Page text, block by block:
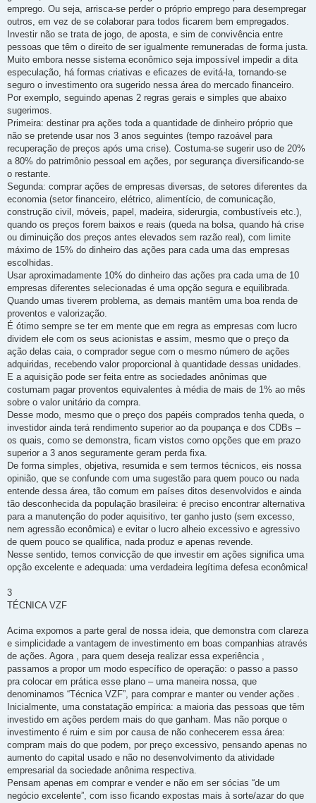
emprego. Ou seja, arrisca-se perder o próprio emprego para desempregar
outros, em vez de se colaborar para todos ficarem bem empregados.
Investir não se trata de jogo, de aposta, e sim de convivência entre
pessoas que têm o direito de ser igualmente remuneradas de forma justa.
Muito embora nesse sistema econômico seja impossível impedir a dita
especulação, há formas criativas e eficazes de evitá-la, tornando-se
seguro o investimento ora sugerido nessa área do mercado financeiro.
Por exemplo, seguindo apenas 2 regras gerais e simples que abaixo
sugerimos.
Primeira: destinar pra ações toda a quantidade de dinheiro próprio que
não se pretende usar nos 3 anos seguintes (tempo razoável para
recuperação de preços após uma crise). Costuma-se sugerir uso de 20%
a 80% do patrimônio pessoal em ações, por segurança diversificando-se
o restante.
Segunda: comprar ações de empresas diversas, de setores diferentes da
economia (setor financeiro, elétrico, alimentício, de comunicação,
construção civil, móveis, papel, madeira, siderurgia, combustíveis etc.),
quando os preços forem baixos e reais (queda na bolsa, quando há crise
ou diminuição dos preços antes elevados sem razão real), com limite
máximo de 15% do dinheiro das ações para cada uma das empresas
escolhidas.
Usar aproximadamente 10% do dinheiro das ações pra cada uma de 10
empresas diferentes selecionadas é uma opção segura e equilibrada.
Quando umas tiverem problema, as demais mantêm uma boa renda de
proventos e valorização.
É ótimo sempre se ter em mente que em regra as empresas com lucro
dividem ele com os seus acionistas e assim, mesmo que o preço da
ação delas caia, o comprador segue com o mesmo número de ações
adquiridas, recebendo valor proporcional à quantidade dessas unidades.
E a aquisição pode ser feita entre as sociedades anônimas que
costumam pagar proventos equivalentes à média de mais de 1% ao mês
sobre o valor unitário da compra.
Desse modo, mesmo que o preço dos papéis comprados tenha queda, o
investidor ainda terá rendimento superior ao da poupança e dos CDBs –
os quais, como se demonstra, ficam vistos como opções que em prazo
superior a 3 anos seguramente geram perda fixa.
De forma simples, objetiva, resumida e sem termos técnicos, eis nossa
opinião, que se confunde com uma sugestão para quem pouco ou nada
entende dessa área, tão comum em países ditos desenvolvidos e ainda
tão desconhecida da população brasileira: é preciso encontrar alternativa
para a manutenção do poder aquisitivo, ter ganho justo (sem excesso,
nem agressão econômica) e evitar o lucro alheio excessivo e agressivo
de quem pouco se qualifica, nada produz e apenas revende.
Nesse sentido, temos convicção de que investir em ações significa uma
opção excelente e adequada: uma verdadeira legítima defesa econômica!
3
TÉCNICA VZF
Acima expomos a parte geral de nossa ideia, que demonstra com clareza
e simplicidade a vantagem de investimento em boas companhias através
de ações. Agora , para quem deseja realizar essa experiência ,
passamos a propor um modo específico de operação: o passo a passo
pra colocar em prática esse plano – uma maneira nossa, que
denominamos “Técnica VZF”, para comprar e manter ou vender ações .
Inicialmente, uma constatação empírica: a maioria das pessoas que têm
investido em ações perdem mais do que ganham. Mas não porque o
investimento é ruim e sim por causa de não conhecerem essa área:
compram mais do que podem, por preço excessivo, pensando apenas no
aumento do capital usado e não no desenvolvimento da atividade
empresarial da sociedade anônima respectiva.
Pensam apenas em comprar e vender e não em ser sócias “de um
negócio excelente”, com isso ficando expostas mais à sorte/azar do que